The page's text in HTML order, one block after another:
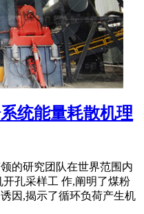
统能量耗散机理
的研究团队在世界范围内
孔采样工 作,阐明了煤粉
因,揭示了循环负荷产生机